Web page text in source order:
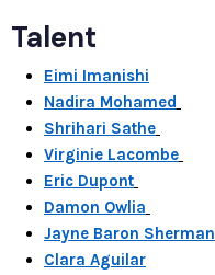
Talent
Eimi Imanishi
Nadira Mohamed
Shrihari Sathe
Virginie Lacombe
Eric Dupont
Damon Owlia
Jayne Baron Sherman
Clara Aguilar